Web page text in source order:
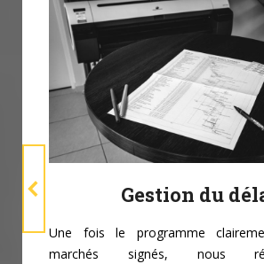
Gestion du
Une fois le programme
marchés signés, nous